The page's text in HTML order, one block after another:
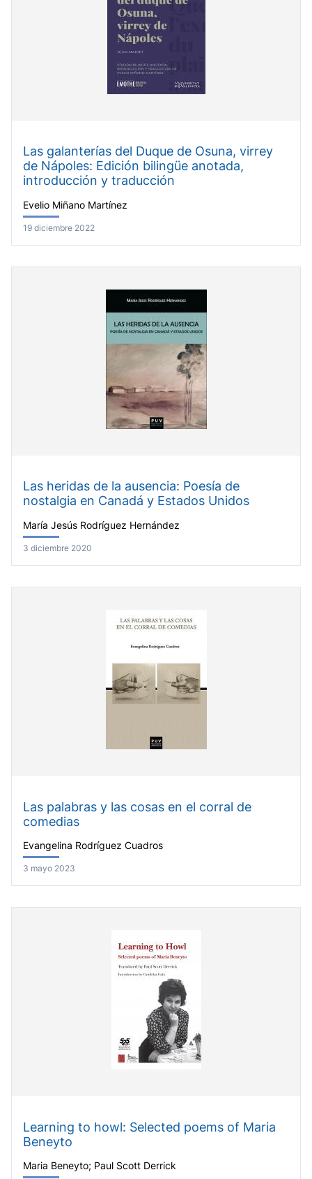
Las galanterías del Duque de Osuna, virrey
de Nápoles: Edición bilingüe anotada,
introducción y traducción
Evelio Miñano Martínez
19 diciembre 2022
Las heridas de la ausencia: Poesía de
nostalgia en Canadá y Estados Unidos
María Jesús Rodríguez Hernández
3 diciembre 2020
Las palabras y las cosas en el corral de
comedias
Evangelina Rodríguez Cuadros
3 mayo 2023
Learning to howl: Selected poems of Maria
Beneyto
Maria Beneyto; Paul Scott Derrick